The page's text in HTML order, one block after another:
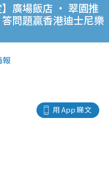
】廣場飯店 ‧ 翠園推
問題贏香港迪士尼樂
用 App 睇文